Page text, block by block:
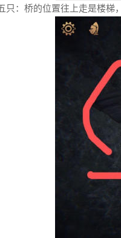
只：桥的位置往上走是楼梯